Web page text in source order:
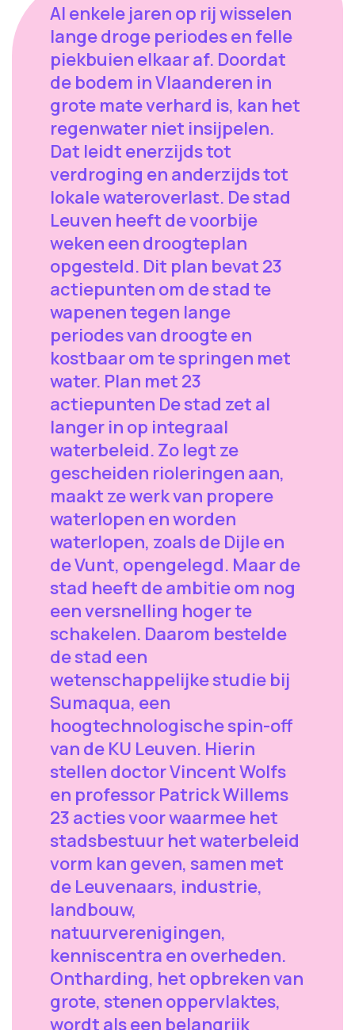
Al enkele jaren op rij wisselen
lange droge periodes en felle
piekbuien elkaar af. Doordat
de bodem in Vlaanderen in
grote mate verhard is, kan het
regenwater niet insijpelen.
Dat leidt enerzijds tot
verdroging en anderzijds tot
lokale wateroverlast. De stad
Leuven heeft de voorbije
weken een droogteplan
opgesteld. Dit plan bevat 23
actiepunten om de stad te
wapenen tegen lange
periodes van droogte en
kostbaar om te springen met
water. Plan met 23
actiepunten De stad zet al
langer in op integraal
waterbeleid. Zo legt ze
gescheiden rioleringen aan,
maakt ze werk van propere
waterlopen en worden
waterlopen, zoals de Dijle en
de Vunt, opengelegd. Maar de
stad heeft de ambitie om nog
een versnelling hoger te
schakelen. Daarom bestelde
de stad een
wetenschappelijke studie bij
Sumaqua, een
hoogtechnologische spin-off
van de KU Leuven. Hierin
stellen doctor Vincent Wolfs
en professor Patrick Willems
23 acties voor waarmee het
stadsbestuur het waterbeleid
vorm kan geven, samen met
de Leuvenaars, industrie,
landbouw,
natuurverenigingen,
kenniscentra en overheden.
Ontharding, het opbreken van
grote, stenen oppervlaktes,
wordt als een belangrijk